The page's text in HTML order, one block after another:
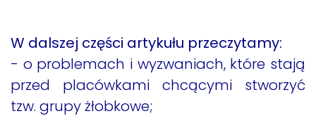
W dalszej części artykułu przeczytamy:
- o problemach i wyzwaniach, które stają
przed placówkami chcącymi stworzyć
tzw. grupy żłobkowe;